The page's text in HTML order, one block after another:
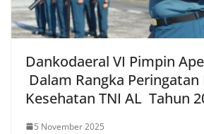
Dankodaeral VI Pimpin
Dalam Rangka Peringatan
Kesehatan TNI AL Tahun
5 November 2025